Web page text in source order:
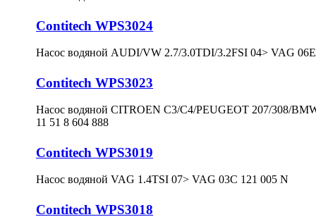
Contitech WPS3024
Насос водяной AUDI/VW 2.7/3.0TDI/3.2FSI 04> VAG
Contitech WPS3023
Насос водяной CITROEN C3/C4/PEUGEOT 207/308/
11 51 8 604 888
Contitech WPS3019
Насос водяной VAG 1.4TSI 07> VAG 03C 121 005 N
Contitech WPS3018